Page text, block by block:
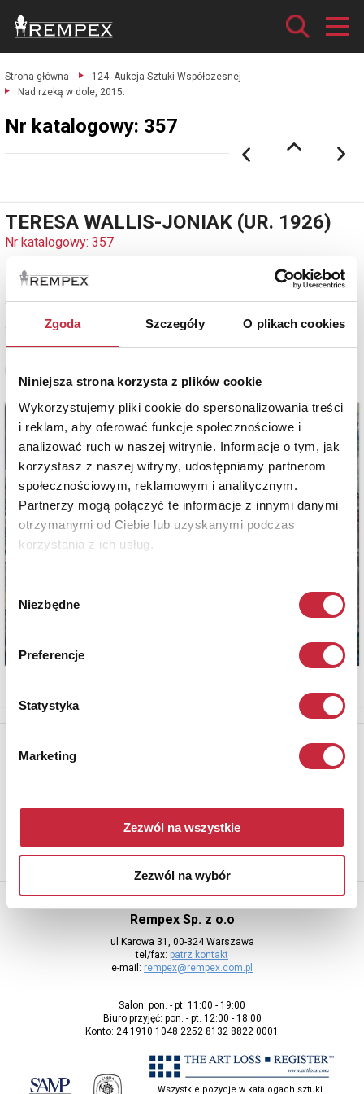
Zgoda Szczegóły O plikach cookies
Niniejsza strona korzysta z plików cookie
Wykorzystujemy pliki cookie do spersonalizowania treści
i reklam, aby oferować funkcje społecznościowe i
analizować ruch w naszej witrynie. Informacje o tym, jak
korzystasz z naszej witryny, udostępniamy partnerom
społecznościowym, reklamowym i analitycznym.
Partnerzy mogą połączyć te informacje z innymi danymi
otrzymanymi od Ciebie lub uzyskanymi podczas
korzystania z ich usług.
Wybór
zgody
Niezbędne
Preferencje
Statystyka
Marketing
Zezwól na wszystkie
Zezwól na wybór
Strona główna
124. Aukcja Sztuki Współczesnej
Nad rzeką w dole, 2015.
Nr katalogowy: 357
TERESA WALLIS-JONIAK (UR. 1926)
Nr katalogowy: 357
Nad rzeką w dole, 2015
olej, płótno; 60 x 80 cm;
sygn. i dat. p. d.: T.Wallis.J / 15;
estymacja: 4 600 - 5 600 zł
Aby otrzymywać informacje o nowych aukcjach, prosimy podać
Rempex Sp. z o.o
ul Karowa 31, 00-324 Warszawa
tel/fax: patrz kontakt
e-mail: rempex@rempex.com.pl
Salon: pon. - pt. 11:00 - 19:00
Biuro przyjęć: pon. - pt. 12:00 - 18:00
Konto: 24 1910 1048 2252 8132 8822 0001
Wszystkie pozycje w katalogach sztuki